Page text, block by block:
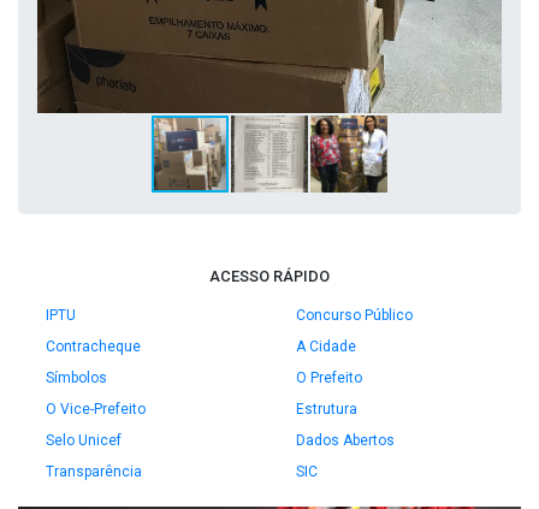
ACESSO RÁPIDO
IPTU
Concurso Público
Contracheque
A Cidade
Símbolos
O Prefeito
O Vice-Prefeito
Estrutura
Selo Unicef
Dados Abertos
Transparência
SIC